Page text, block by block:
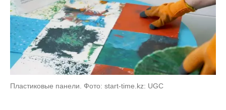
Пластиковые панели. Фото: start-time.kz: UGC